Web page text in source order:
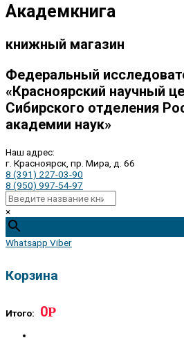
Академкнига
книжный магазин
Федеральный
«Красноярский научный
Сибирского отделения
академии наук»
Наш адрес:
г. Красноярск, пр. Мира, д. 66
8 (391) 227-03-90
8 (950) 997-54-97
×
Whatsapp Viber
Корзина
Итого: 0Р